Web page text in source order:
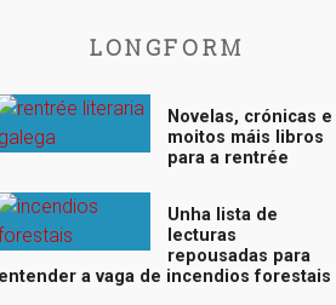
LONGFORM
Novelas, crónicas e
moitos máis libros
para a rentrée
Unha lista de
lecturas
repousadas para
entender a vaga de incendios forestais